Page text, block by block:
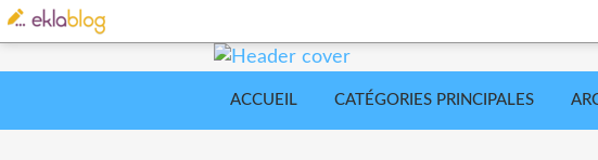
ACCUEIL CATÉGORIES PRINCIPALES